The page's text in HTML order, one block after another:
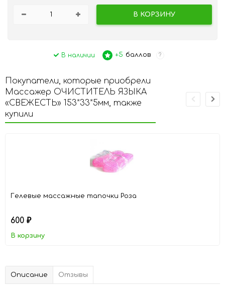
В КОРЗИНУ
+5 баллов ?
В наличии
Покупатели, которые приобрели
Массажер ОЧИСТИТЕЛЬ ЯЗЫКА
«СВЕЖЕСТЬ» 153*33*5мм, также
купили
Гелевые массажные тапочки Роза
600 ₽
В корзину
Описание Отзывы